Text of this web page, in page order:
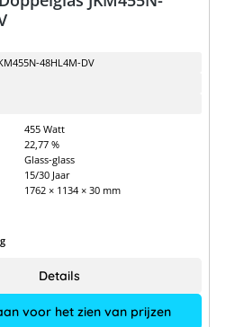
48HL4M-DV
455 Watt
22,77 %
Glass-glass
15/30 Jaar
1762 × 1134 × 30 mm
voor het zien van prijzen
Details